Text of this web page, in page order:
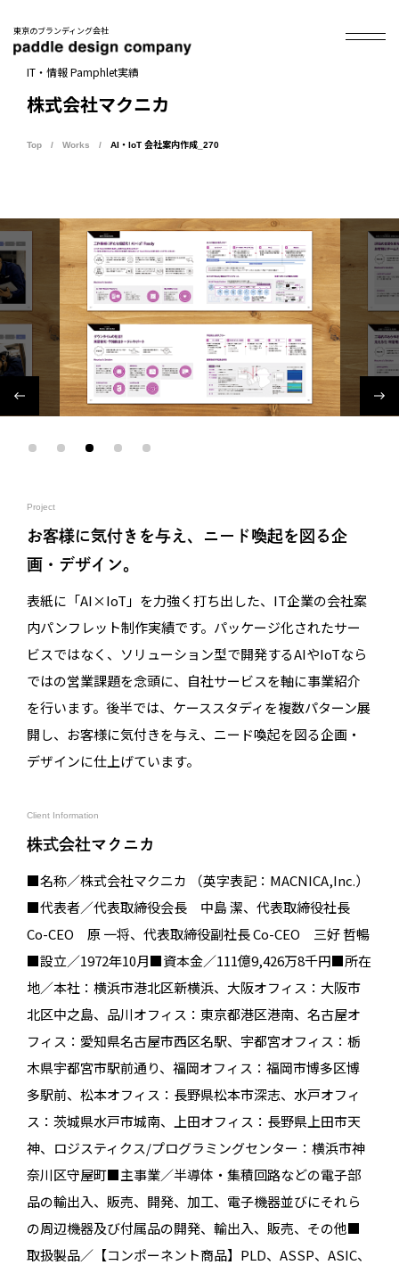
東京のブランディング会社
IT・情報 Pamphlet実績
株式会社マクニカ
Top Works AI・IoT 会社案内作成_270
Project
お客様に気付きを与え、ニード喚起を図る企
画・デザイン。
表紙に「AI×IoT」を力強く打ち出した、IT企業の会社案
内パンフレット制作実績です。パッケージ化されたサー
ビスではなく、ソリューション型で開発するAIやIoTなら
ではの営業課題を念頭に、自社サービスを軸に事業紹介
を行います。後半では、ケーススタディを複数パターン展
開し、お客様に気付きを与え、ニード喚起を図る企画・
デザインに仕上げています。
Client Information
株式会社マクニカ
■名称／株式会社マクニカ （英字表記：MACNICA,Inc.）
■代表者／代表取締役会長 中島 潔、代表取締役社長
Co-CEO 原 一将、代表取締役副社長 Co-CEO 三好 哲暢
■設立／1972年10月■資本金／111億9,426万8千円■所在
地／本社：横浜市港北区新横浜、大阪オフィス：大阪市
北区中之島、品川オフィス：東京都港区港南、名古屋オ
フィス：愛知県名古屋市西区名駅、宇都宮オフィス：栃
木県宇都宮市駅前通り、福岡オフィス：福岡市博多区博
多駅前、松本オフィス：長野県松本市深志、水戸オフィ
ス：茨城県水戸市城南、上田オフィス：長野県上田市天
神、ロジスティクス/プログラミングセンター：横浜市神
奈川区守屋町■主事業／半導体・集積回路などの電子部
品の輸出入、販売、開発、加工、電子機器並びにそれら
の周辺機器及び付属品の開発、輸出入、販売、その他■
取扱製品／【コンポーネント商品】PLD、ASSP、ASIC、